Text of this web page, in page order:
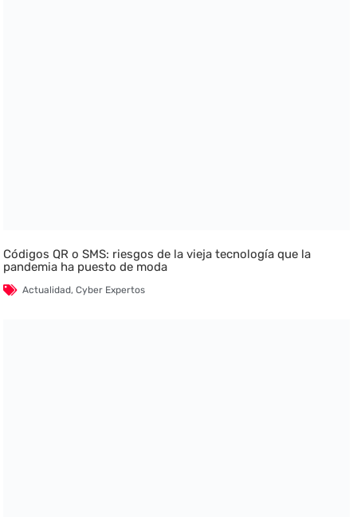
Códigos QR o SMS: riesgos de la vieja tecnología que la
pandemia ha puesto de moda
Actualidad,Cyber Expertos